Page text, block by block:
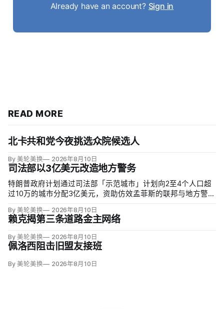
Already have an account? Sign in
READ MORE
北卡共和党今夜挑选众院候选人
By 美轮美换 2026年8月10日
司法部以3亿美元改造地方警务
特朗普政府计划通过司法部「示范城市」计划向2至4个人口超
过10万的城市分配3亿美元，资助仿效孟菲斯的联邦与地方警力
游荡和强制治疗等政策，并预先同意在暴力犯罪或「公共骚
乱」激增时偿还未来联邦介入成本。
By 美轮美换 2026年8月10日
赖克揭第三条道路金主网络
By 美轮美换 2026年8月10日
佩洛西阻击旧盟友接班
By 美轮美换 2026年8月10日